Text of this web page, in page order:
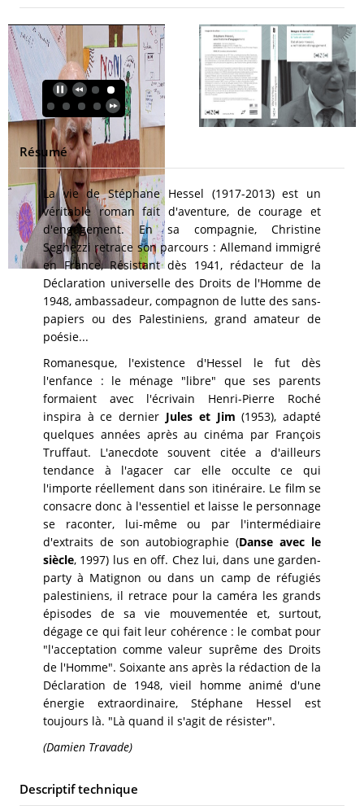
Résumé
La vie de Stéphane Hessel (1917-2013) est un
véritable roman fait d'aventure, de courage et
d'engagement. En sa compagnie, Christine
Seghezzi retrace son parcours : Allemand immigré
en France, Résistant dès 1941, rédacteur de la
Déclaration universelle des Droits de l'Homme de
1948, ambassadeur, compagnon de lutte des sans-
papiers ou des Palestiniens, grand amateur de
poésie...
Romanesque, l'existence d'Hessel le fut dès
l'enfance : le ménage "libre" que ses parents
formaient avec l'écrivain Henri-Pierre Roché
inspira à ce dernier Jules et Jim (1953), adapté
quelques années après au cinéma par François
Truffaut. L'anecdote souvent citée a d'ailleurs
tendance à l'agacer car elle occulte ce qui
l'importe réellement dans son itinéraire. Le film se
consacre donc à l'essentiel et laisse le personnage
se raconter, lui-même ou par l'intermédiaire
d'extraits de son autobiographie (Danse avec le
siècle, 1997) lus en off. Chez lui, dans une garden-
party à Matignon ou dans un camp de réfugiés
palestiniens, il retrace pour la caméra les grands
épisodes de sa vie mouvementée et, surtout,
dégage ce qui fait leur cohérence : le combat pour
"l'acceptation comme valeur suprême des Droits
de l'Homme". Soixante ans après la rédaction de la
Déclaration de 1948, vieil homme animé d'une
énergie extraordinaire, Stéphane Hessel est
toujours là. "Là quand il s'agit de résister".
(Damien Travade)
Descriptif technique